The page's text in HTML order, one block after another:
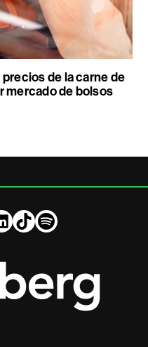
de la carne de
mercado de bolsos